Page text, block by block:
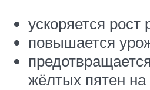
ускоряется рост
повышается
жёлтых пятен на